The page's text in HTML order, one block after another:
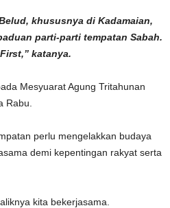
khususnya di Kadamaian,
parti-parti tempatan Sabah.
katanya.
Mesyuarat Agung Tritahunan
Rabu.
perlu mengelakkan budaya
demi kepentingan rakyat serta
kita bekerjasama.